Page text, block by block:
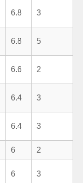
6.8 3
6.8 5
6.6 2
6.4 3
6.4 3
6 2
6 3